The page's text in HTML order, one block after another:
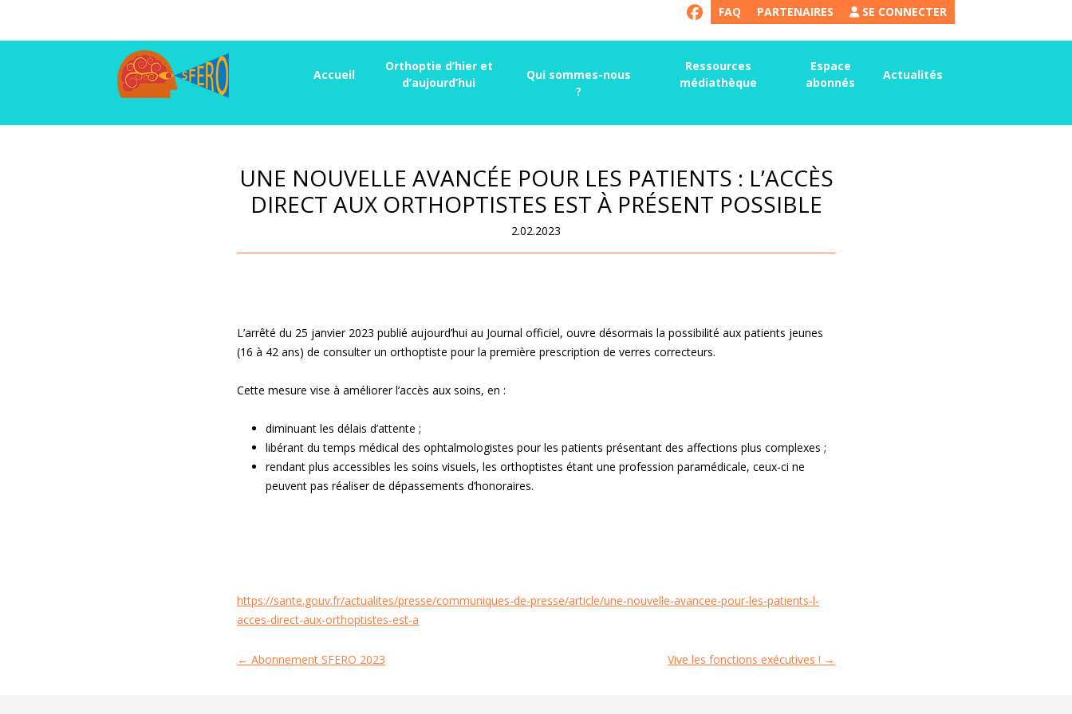
SE CONNECTER
PARTENAIRES
FAQ
Accueil
Orthoptie d’hier et
d’aujourd’hui
Qui sommes-nous
?
Ressources
médiathèque
Espace
abonnés
Actualités
UNE NOUVELLE AVANCÉE POUR LES PATIENTS : L’ACCÈS
DIRECT AUX ORTHOPTISTES EST À PRÉSENT POSSIBLE
2.02.2023
L’arrêté du 25 janvier 2023 publié aujourd’hui au Journal officiel, ouvre désormais la possibilité aux patients jeunes
(16 à 42 ans) de consulter un orthoptiste pour la première prescription de verres correcteurs.
Cette mesure vise à améliorer l’accès aux soins, en :
diminuant les délais d’attente ;
libérant du temps médical des ophtalmologistes pour les patients présentant des affections plus complexes ;
rendant plus accessibles les soins visuels, les orthoptistes étant une profession paramédicale, ceux-ci ne
peuvent pas réaliser de dépassements d’honoraires.
https://sante.gouv.fr/actualites/presse/communiques-de-presse/article/une-nouvelle-avancee-pour-les-patients-l-
acces-direct-aux-orthoptistes-est-a
Navigation
← Abonnement SFERO 2023 Vive les fonctions exécutives ! →